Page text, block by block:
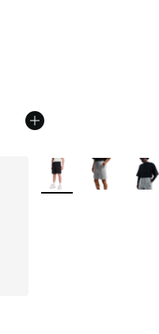
Plus de couleurs